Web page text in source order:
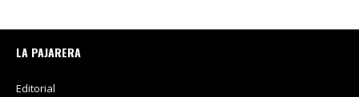
LA PAJARERA
Editorial